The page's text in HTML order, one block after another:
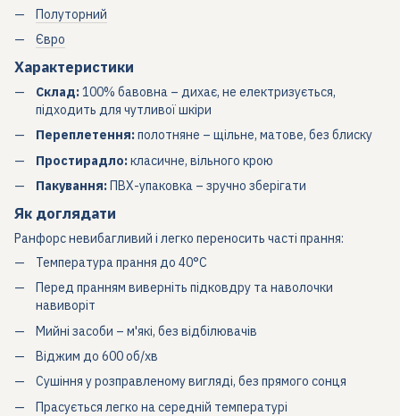
Полуторний
Євро
Характеристики
Склад:100% бавовна – дихає, не електризується,
підходить для чутливої шкіри
Переплетення:полотняне – щільне, матове, без блиску
Простирадло:класичне, вільного крою
Пакування:ПВХ-упаковка – зручно зберігати
Як доглядати
Ранфорс невибагливий і легко переносить часті прання:
Температура прання до 40°C
Перед пранням виверніть підковдру та наволочки
навиворіт
Мийні засоби – м'які, без відбілювачів
Віджим до 600 об/хв
Сушіння у розправленому вигляді, без прямого сонця
Прасується легко на середній температурі